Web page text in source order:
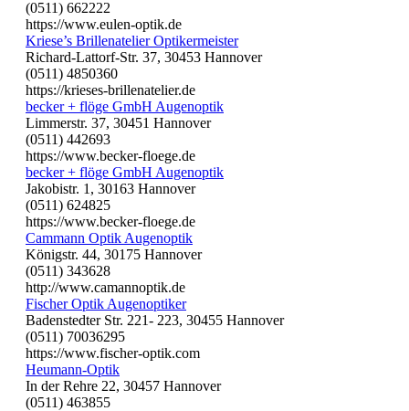
(0511) 662222
https://www.eulen-optik.de
Kriese’s Brillenatelier Optikermeister
Richard-Lattorf-Str. 37, 30453 Hannover
(0511) 4850360
https://krieses-brillenatelier.de
becker + flöge GmbH Augenoptik
Limmerstr. 37, 30451 Hannover
(0511) 442693
https://www.becker-floege.de
becker + flöge GmbH Augenoptik
Jakobistr. 1, 30163 Hannover
(0511) 624825
https://www.becker-floege.de
Cammann Optik Augenoptik
Königstr. 44, 30175 Hannover
(0511) 343628
http://www.camannoptik.de
Fischer Optik Augenoptiker
Badenstedter Str. 221- 223, 30455 Hannover
(0511) 70036295
https://www.fischer-optik.com
Heumann-Optik
In der Rehre 22, 30457 Hannover
(0511) 463855